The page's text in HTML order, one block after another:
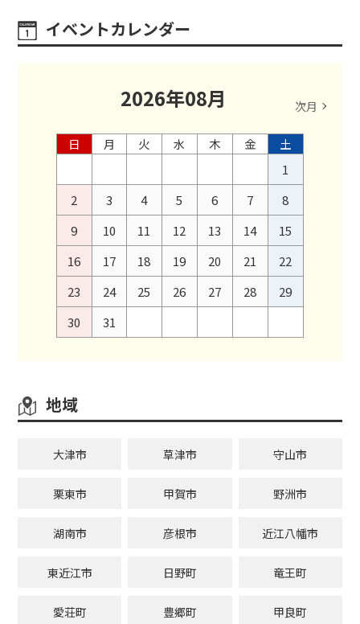
イベントカレンダー
2026年08月 次月
日 月 火 水 木 金
土
1
2
3 4 5 6 7
8
9
10 11 12 13 14
15
16
17 18 19 20 21
22
23
24 25 26 27 28
29
30
31
地域
大津市 草津市 守山市
栗東市 甲賀市 野洲市
湖南市 彦根市 近江八幡市
東近江市 日野町 竜王町
愛荘町 豊郷町 甲良町